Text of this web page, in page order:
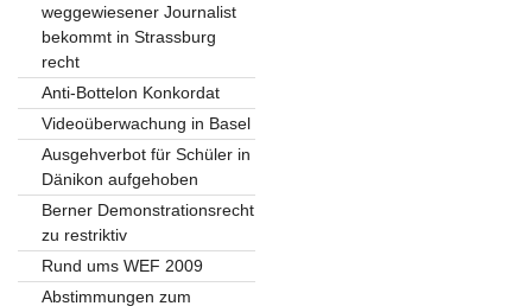
weggewiesener Journalist
bekommt in Strassburg
recht
Anti-Bottelon Konkordat
Videoüberwachung in Basel
Ausgehverbot für Schüler in
Dänikon aufgehoben
Berner Demonstrationsrecht
zu restriktiv
Rund ums WEF 2009
Abstimmungen zum